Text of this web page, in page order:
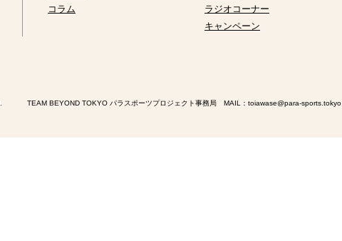
コラム
ラジオコーナー
キャンペーン
TEAM BEYOND TOKYO パラスポーツプロジェクト事務局 MAIL： toiawase@para-sports.tokyo